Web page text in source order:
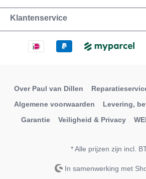
Klantenservice
Over Paul van Dillen
Algemene voorwaarden
Levering,
Garantie
Veiligheid & Privacy
* Alle prijzen zijn incl.
In samenwerking met